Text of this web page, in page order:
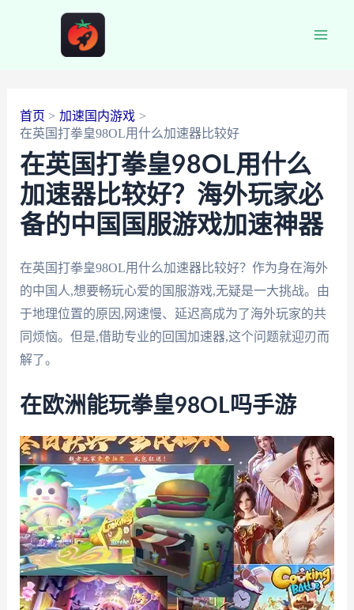
首页
加速国内游戏
在英国打拳皇98OL用什么加速器比较好
在英国打拳皇98OL用什么
加速器比较好？海外玩家必
备的中国国服游戏加速神器
在英国打拳皇98OL用什么加速器比较好？作为身在海外
的中国人,想要畅玩心爱的国服游戏,无疑是一大挑战。由
于地理位置的原因,网速慢、延迟高成为了海外玩家的共
同烦恼。但是,借助专业的回国加速器,这个问题就迎刃而
解了。
在欧洲能玩拳皇98OL吗手游